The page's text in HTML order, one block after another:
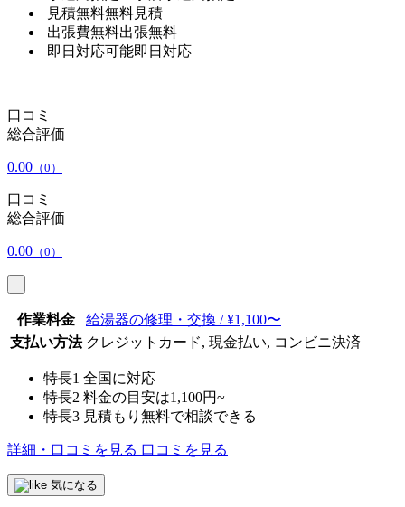
見積無料無料見積
出張費無料出張無料
即日対応可能即日対応
口コミ
総合評価
0.00 （0）
口コミ
総合評価
0.00 （0）
作業料金
給湯器の修理・交換 / ¥1,100〜
支払い方法 クレジットカード, 現金払い, コンビニ決済
特長1 全国に対応
特長2 料金の目安は1,100円~
特長3 見積もり無料で相談できる
詳細・口コミを見る 口コミを見る
気になる